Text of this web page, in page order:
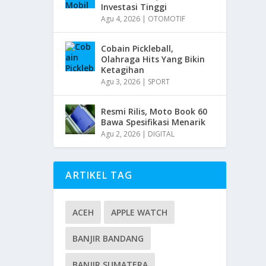
Investasi Tinggi
Agu 4, 2026 | OTOMOTIF
Cobain Pickleball,
Olahraga Hits Yang Bikin
Ketagihan
Agu 3, 2026 | SPORT
Resmi Rilis, Moto Book 60
Bawa Spesifikasi Menarik
Agu 2, 2026 | DIGITAL
ARTIKEL TAG
ACEH APPLE WATCH
BANJIR BANDANG